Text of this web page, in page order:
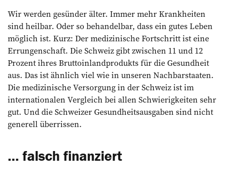
Wir werden gesünder älter. Immer mehr Krankheiten
sind heilbar. Oder so behandelbar, dass ein gutes Leben
möglich ist. Kurz: Der medizinische Fortschritt ist eine
Errungenschaft. Die Schweiz gibt zwischen 11 und 12
Prozent ihres Bruttoinlandprodukts für die Gesundheit
aus. Das ist ähnlich viel wie in unseren Nachbarstaaten.
Die medizinische Versorgung in der Schweiz ist im
internationalen Vergleich bei allen Schwierigkeiten sehr
gut. Und die Schweizer Gesundheitsausgaben sind nicht
generell überrissen.
… falsch finanziert